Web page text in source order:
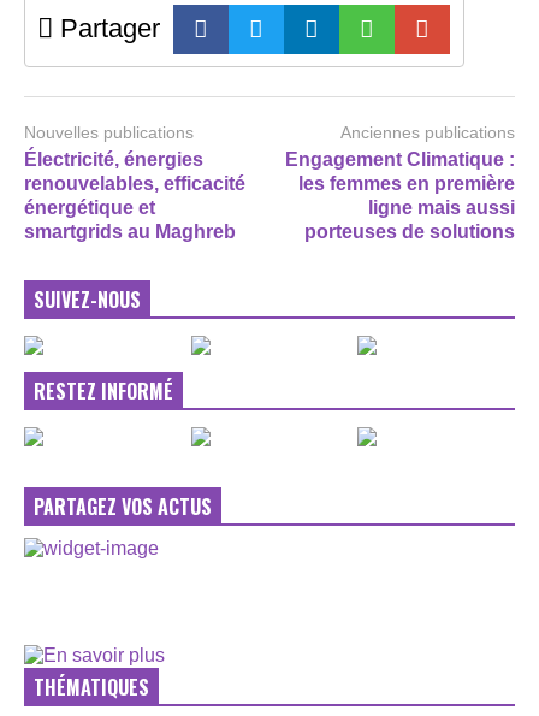
Partager
Nouvelles publications
Électricité, énergies
renouvelables, efficacité
énergétique et
smartgrids au Maghreb
Anciennes publications
Engagement Climatique :
les femmes en première
ligne mais aussi
porteuses de solutions
SUIVEZ-NOUS
RESTEZ INFORMÉ
PARTAGEZ VOS ACTUS
THÉMATIQUES